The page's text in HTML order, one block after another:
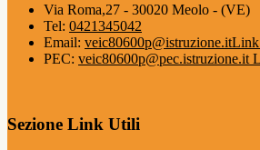
Via Roma,27 - 30020 Meolo - (VE)
Tel: 0421345042
Email: veic80600p@istruzione.itLink
PEC: veic80600p@pec.istruzione.it
Sezione Link Utili